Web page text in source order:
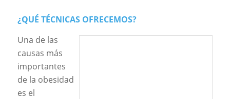
¿QUÉ TÉCNICAS OFRECEMOS?
Una de las
causas más
importantes
de la obesidad
es el